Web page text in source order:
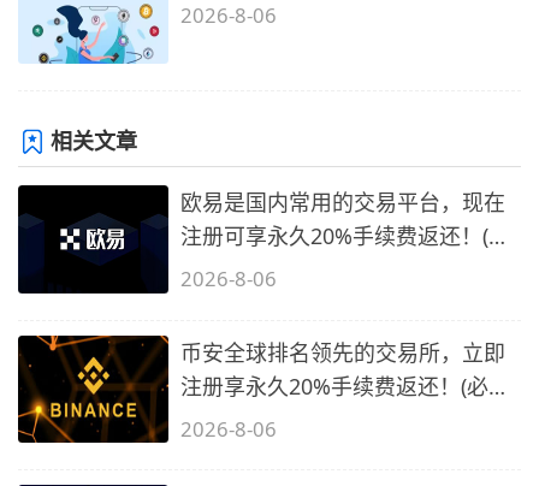
2026-8-06
相关文章
欧易是国内常用的交易平台，现在
注册可享永久20%手续费返还！(必
备1)
2026-8-06
币安全球排名领先的交易所，立即
注册享永久20%手续费返还！(必备
2)
2026-8-06